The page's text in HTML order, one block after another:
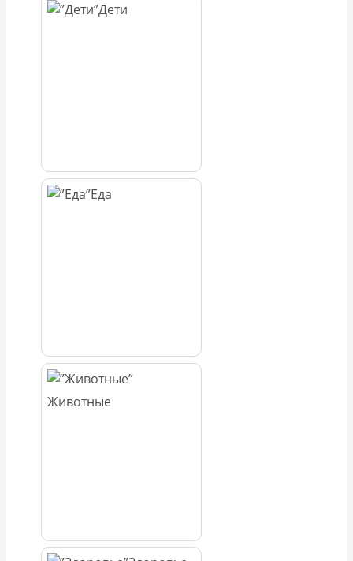
Дети
Еда
Животные